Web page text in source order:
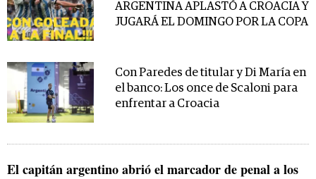
ARGENTINA APLASTÓ A CROACIA Y
JUGARÁ EL DOMINGO POR LA COPA
Con Paredes de titular y Di María en
el banco: Los once de Scaloni para
enfrentar a Croacia
El capitán argentino abrió el marcador de penal a los